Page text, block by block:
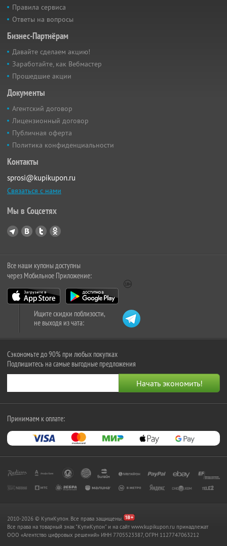
Правила сервиса
Ответы на вопросы
Бизнес-Партнёрам
Давайте сделаем акцию!
Заработайте, как Вебмастер
Прошедшие акции
Документы
Агентский договор
Лицензионный договор
Публичная оферта
Политика конфиденциальности
Контакты
sprosi@kupikupon.ru
Связаться с нами
Мы в Соцсетях
Все наши купоны доступны
через Мобильное Приложение:
Ищите скидки поблизости,
не выходя из чата:
Сэкономьте до 90% при любых покупках
Подпишитесь на самые выгодные предложения
Принимаем к оплате:
2010-2026 © КупиКупон. Все права защищены.
Все права на товарный знак "КупиКупон" и на сайт www.kupikupon.ru принадлежат
OOO «Агентство цифровых решений» ИНН 7705523387, ОГРН 1127747063212